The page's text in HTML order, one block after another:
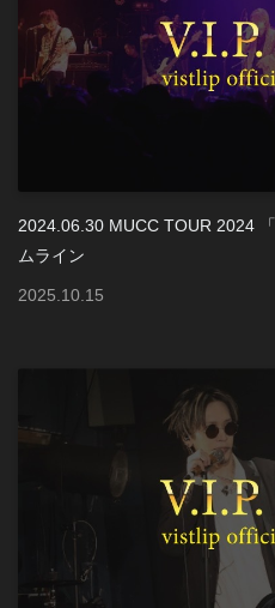
2024.06.30 MUCC TOUR 2024
ムライン
2025 10 15